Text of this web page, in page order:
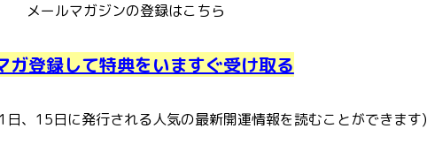
メールマガジンの登録はこちら
ガ登録して特典をいますぐ受け取る
、15日に発行される人気の最新開運情報を読むことができます)